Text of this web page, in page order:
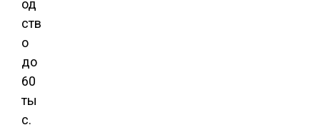
од
ств
о
до
60
ты
с.